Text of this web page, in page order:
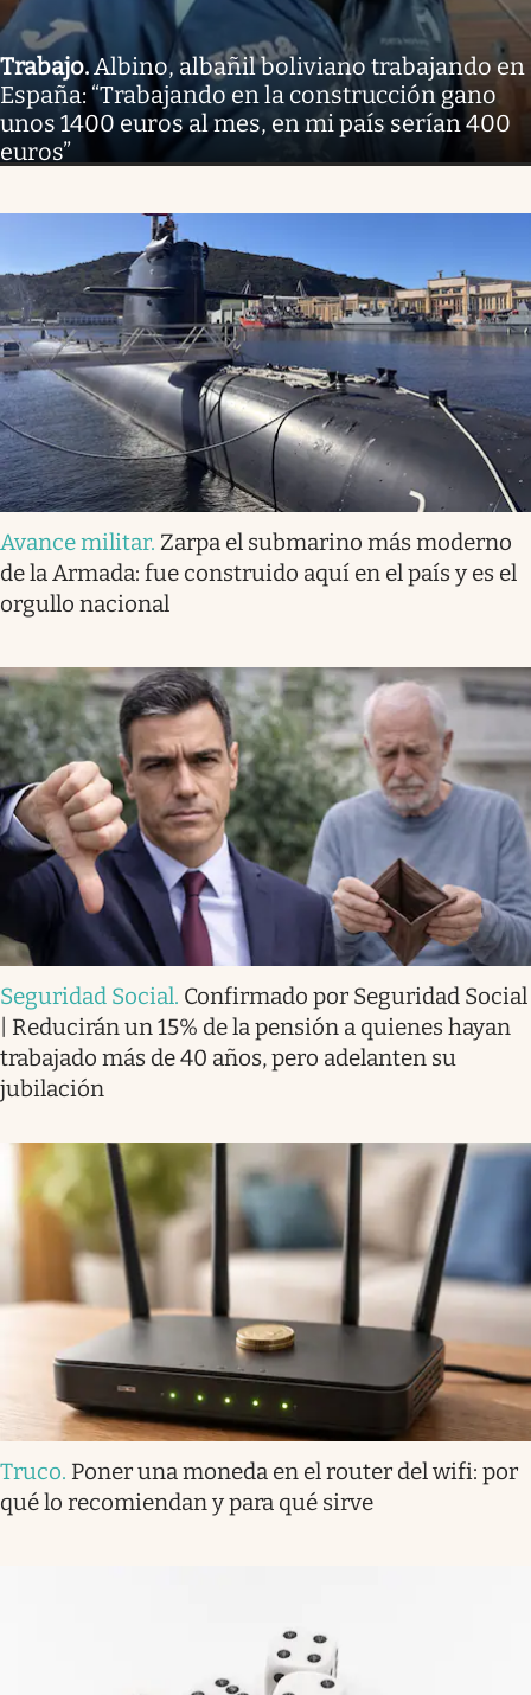
Trabajo.Albino, albañil boliviano trabajando en
España: “Trabajando en la construcción gano
unos 1400 euros al mes, en mi país serían 400
euros”
Avance militar. Zarpa el submarino más moderno
de la Armada: fue construido aquí en el país y es el
orgullo nacional
Seguridad Social. Confirmado por Seguridad Social
| Reducirán un 15% de la pensión a quienes hayan
trabajado más de 40 años, pero adelanten su
jubilación
Truco. Poner una moneda en el router del wifi: por
qué lo recomiendan y para qué sirve